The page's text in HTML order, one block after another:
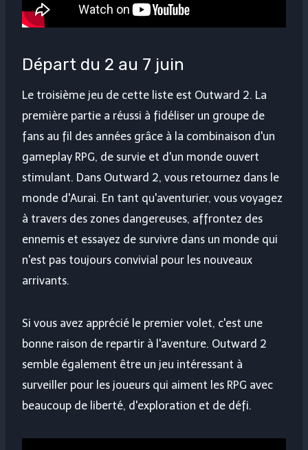
Départ du 2 au 7 juin
Le troisième jeu de cette liste est Outward 2. La
première partie a réussi à fidéliser un groupe de
fans au fil des années grâce à la combinaison d'un
gameplay RPG, de survie et d'un monde ouvert
stimulant. Dans Outward 2, vous retournez dans le
monde d'Aurai. En tant qu'aventurier, vous voyagez
à travers des zones dangereuses, affrontez des
ennemis et essayez de survivre dans un monde qui
n'est pas toujours convivial pour les nouveaux
arrivants.
Si vous avez apprécié le premier volet, c'est une
bonne raison de repartir à l'aventure. Outward 2
semble également être un jeu intéressant à
surveiller pour les joueurs qui aiment les RPG avec
beaucoup de liberté, d'exploration et de défi.